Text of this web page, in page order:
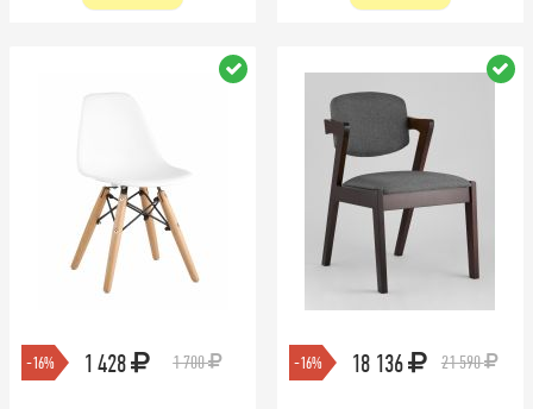
-16% 1 428 1 700 -16% 18 136 21 590